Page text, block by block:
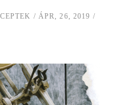
ÁPR, 26, 2019